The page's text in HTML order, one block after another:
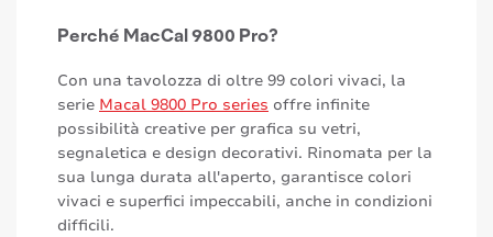
Perché MacCal 9800 Pro?
Con una tavolozza di oltre 99 colori vivaci, la
serie Macal 9800 Pro series offre infinite
possibilità creative per grafica su vetri,
segnaletica e design decorativi. Rinomata per la
sua lunga durata all'aperto, garantisce colori
vivaci e superfici impeccabili, anche in condizioni
difficili.